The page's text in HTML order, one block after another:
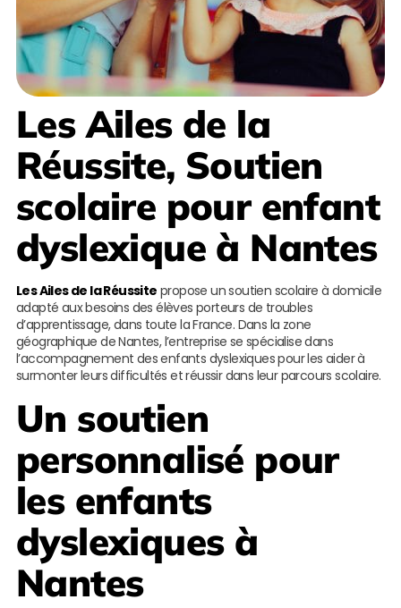
Les Ailes de la
Réussite, Soutien
scolaire pour enfant
dyslexique à Nantes
Les Ailes de la Réussite propose un soutien scolaire à domicile
adapté aux besoins des élèves porteurs de troubles
d’apprentissage, dans toute la France. Dans la zone
géographique de Nantes, l’entreprise se spécialise dans
l’accompagnement des enfants dyslexiques pour les aider à
surmonter leurs difficultés et réussir dans leur parcours scolaire.
Un soutien
personnalisé pour
les enfants
dyslexiques à
Nantes